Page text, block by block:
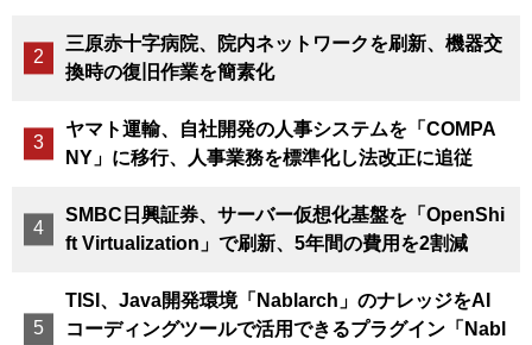
三原赤十字病院、院内ネットワークを刷新、機器交
換時の復旧作業を簡素化
ヤマト運輸、自社開発の人事システムを「COMPA
NY」に移行、人事業務を標準化し法改正に追従
SMBC日興証券、サーバー仮想化基盤を「OpenShi
ft Virtualization」で刷新、5年間の費用を2割減
TISI、Java開発環境「Nablarch」のナレッジをAI
コーディングツールで活用できるプラグイン「Nabl